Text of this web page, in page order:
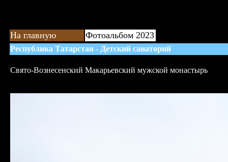
На главную Фотоальбом 2023
Республика Татарстан - Детский санаторий
Свято-Вознесенский Макарьевский мужской монастырь